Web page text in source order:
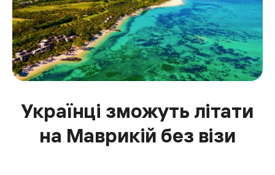
Українці зможуть літати
на Маврикій без візи